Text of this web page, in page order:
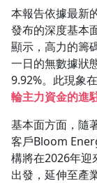
本報告依據最新
發布的深度基本
顯示，高力的籌
一日的無數據狀
9.92%。此現象
輪主力資金的進
基本面方面，隨
客戶Bloom
構將在2026年迎
出發，延伸至產